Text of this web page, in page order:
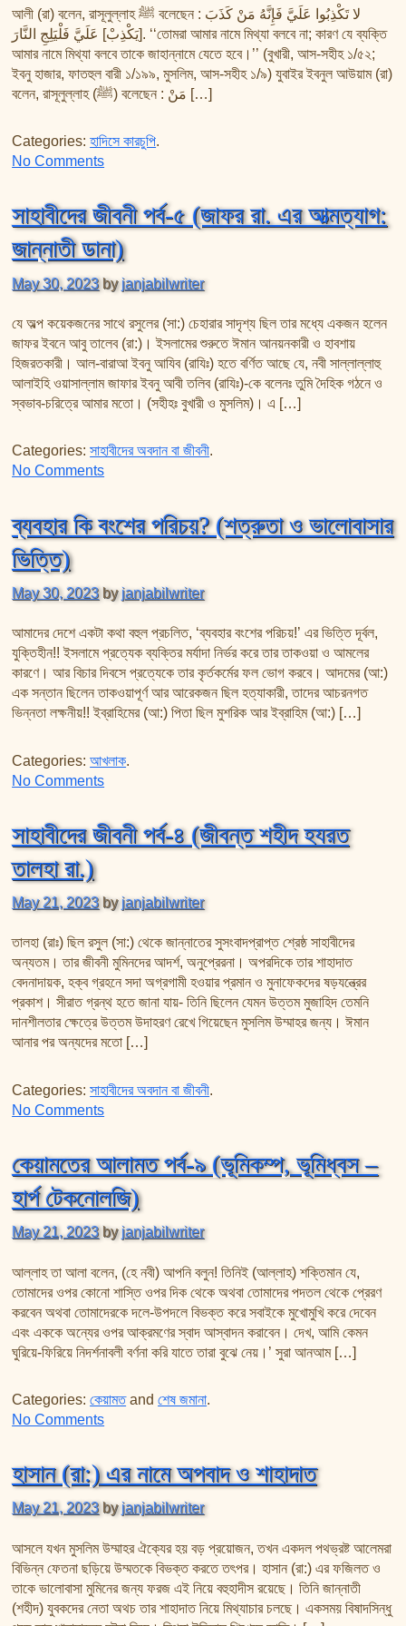
শায়খ আহমদ মুসা জিবরীলের বই সমূহ
আলী (রা) বলেন, রাসূলুল্লাহ ﷺ বলেছেন : لا تَكْذِبُوا عَلَيَّ فَإِنَّهُ مَنْ كَذَبَ
[يَكْذِبْ] عَلَيَّ فَلْيَلِجِ النَّارَ. ‘‘তোমরা আমার নামে মিথ্যা বলবে না; কারণ যে ব্যক্তি
আমার নামে মিথ্যা বলবে তাকে জাহান্নামে যেতে হবে।’’ (বুখারী, আস-সহীহ ১/৫২;
ইবনু হাজার, ফাতহুল বারী ১/১৯৯, মুসলিম, আস-সহীহ ১/৯) যুবাইর ইবনুল আউয়াম (রা)
বলেন, রাসূলুল্লাহ (ﷺ) বলেছেন : مَنْ […]
Categories: হাদিসে কারচুপি.
No Commentson আমরা কি হাদীস ভুল ব্যাখা করি পর্ব-১ (হাদিসে কারচুপি)
সাহাবীদের জীবনী পর্ব-৫ (জাফর রা. এর আত্মত্যাগ:
জান্নাতী ডানা)
May 30, 2023 byjanjabilwriter
যে অল্প কয়েকজনের সাথে রসুলের (সা:) চেহারার সাদৃশ্য ছিল তার মধ্যে একজন হলেন
জাফর ইবনে আবু তালেব (রা:)। ইসলামের শুরুতে ঈমান আনয়নকারী ও হাবশায়
হিজরতকারী। আল-বারাআ ইবনু আযিব (রাযিঃ) হতে বর্ণিত আছে যে, নবী সাল্লাল্লাহু
আলাইহি ওয়াসাল্লাম জাফার ইবনু আবী তলিব (রাযিঃ)-কে বলেনঃ তুমি দৈহিক গঠনে ও
স্বভাব-চরিত্রে আমার মতো। (সহীহঃ বুখারী ও মুসলিম)। এ […]
Categories: সাহাবীদের অবদান বা জীবনী.
No Commentson সাহাবীদের জীবনী পর্ব-৫ (জাফর রা. এর আত্মত্যাগ: জান্নাতী
ব্যবহার কি বংশের পরিচয়? (শত্রুতা ও ভালোবাসার
ভিত্তি)
May 30, 2023 byjanjabilwriter
আমাদের দেশে একটা কথা বহুল প্রচলিত, ‘ব্যবহার বংশের পরিচয়!’ এর ভিত্তি দূর্বল,
যুক্তিহীন!! ইসলামে প্রত্যেক ব্যক্তির মর্যাদা নির্ভর করে তার তাকওয়া ও আমলের
কারণে। আর বিচার দিবসে প্রত্যেকে তার কৃর্তকর্মের ফল ভোগ করবে। আদমের (আ:)
এক সন্তান ছিলেন তাকওয়াপূর্ণ আর আরেকজন ছিল হত্যাকারী, তাদের আচরনগত
ভিন্নতা লক্ষনীয়!! ইব্রাহিমের (আ:) পিতা ছিল মুশরিক আর ইব্রাহিম (আ:) […]
Categories: আখলাক.
No Commentson ব্যবহার কি বংশের পরিচয়? (শত্রুতা ও ভালোবাসার ভিত্তি)
সাহাবীদের জীবনী পর্ব-৪ (জীবন্ত শহীদ হযরত
তালহা রা.)
May 21, 2023 byjanjabilwriter
তালহা (রাঃ) ছিল রসুল (সা:) থেকে জান্নাতের সুসংবাদপ্রাপ্ত শ্রেষ্ঠ সাহাবীদের
অন্যতম। তার জীবনী মুমিনদের আদর্শ, অনুপ্রেরনা। অপরদিকে তার শাহাদাত
বেদনাদায়ক, হক্ব গ্রহনে সদা অগ্রগামী হওয়ার প্রমান ও মুনাফেকদের ষড়যন্ত্রের
প্রকাশ। সীরাত গ্রন্থ হতে জানা যায়- তিনি ছিলেন যেমন উত্তম মুজাহিদ তেমনি
দানশীলতার ক্ষেত্রে উত্তম উদাহরণ রেখে গিয়েছেন মুসলিম উম্মাহর জন্য। ঈমান
আনার পর অন্যদের মতো […]
Categories: সাহাবীদের অবদান বা জীবনী.
No Commentson সাহাবীদের জীবনী পর্ব-৪ (জীবন্ত শহীদ হযরত তালহা রা.)
কেয়ামতের আলামত পর্ব-৯ (ভূমিকম্প, ভূমিধ্বস –
হার্প টেকনোলজি)
May 21, 2023 byjanjabilwriter
আল্লাহ তা আলা বলেন, (হে নবী) আপনি বলুন! তিনিই (আল্লাহ) শক্তিমান যে,
তোমাদের ওপর কোনো শাস্তি ওপর দিক থেকে অথবা তোমাদের পদতল থেকে প্রেরণ
করবেন অথবা তোমাদেরকে দলে-উপদলে বিভক্ত করে সবাইকে মুখোমুখি করে দেবেন
এবং এককে অন্যের ওপর আক্রমণের স্বাদ আস্বাদন করাবেন। দেখ, আমি কেমন
ঘুরিয়ে-ফিরিয়ে নিদর্শনাবলী বর্ণনা করি যাতে তারা বুঝে নেয়।’ সুরা আনআম […]
Categories: কেয়ামতandশেষ জমানা.
No Commentson কেয়ামতের আলামত পর্ব-৯ (ভূমিকম্প, ভূমিধ্বস – হার্প
হাসান (রা:) এর নামে অপবাদ ও শাহাদাত
May 21, 2023 byjanjabilwriter
আসলে যখন মুসলিম উম্মাহর ঐক্যের হয় বড় প্রয়োজন, তখন একদল পথভ্রষ্ট আলেমরা
বিভিন্ন ফেতনা ছড়িয়ে উম্মতকে বিভক্ত করতে তৎপর। হাসান (রা:) এর ফজিলত ও
তাকে ভালোবাসা মুমিনের জন্য ফরজ এই নিয়ে বহুহাদীস রয়েছে। তিনি জান্নাতী
(শহীদ) যুবকদের নেতা অথচ তার শাহাদাত নিয়ে মিথ্যাচার চলছে। একসময় বিষাদসিন্ধু